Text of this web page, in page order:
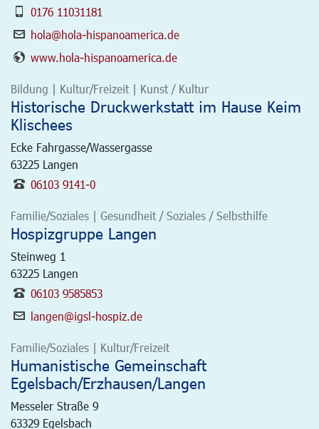
0176 11031181
hola@hola-hispanoamerica.de
www.hola-hispanoamerica.de
Bildung | Kultur/Freizeit | Kunst / Kultur
Historische Druckwerkstatt im Hause Keim
Klischees
Ecke Fahrgasse/Wassergasse
63225 Langen
06103 9141-0
Familie/Soziales | Gesundheit / Soziales / Selbsthilfe
Hospizgruppe Langen
Steinweg 1
63225 Langen
06103 9585853
langen@igsl-hospiz.de
Familie/Soziales | Kultur/Freizeit
Humanistische Gemeinschaft
Egelsbach/Erzhausen/Langen
Messeler Straße 9
63329 Egelsbach